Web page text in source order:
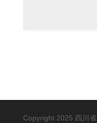
Copyright 2025 四川